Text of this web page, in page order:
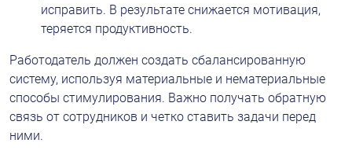
исправить. В результате снижается мотивация,
теряется продуктивность.
Работодатель должен создать сбалансированную
систему, используя материальные и нематериальные
способы стимулирования. Важно получать обратную
связь от сотрудников и четко ставить задачи перед
ними.